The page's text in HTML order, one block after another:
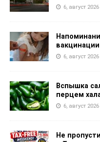
6, август 2026
6, август 2026
Вспышка
перцем
6, август 2026
Не